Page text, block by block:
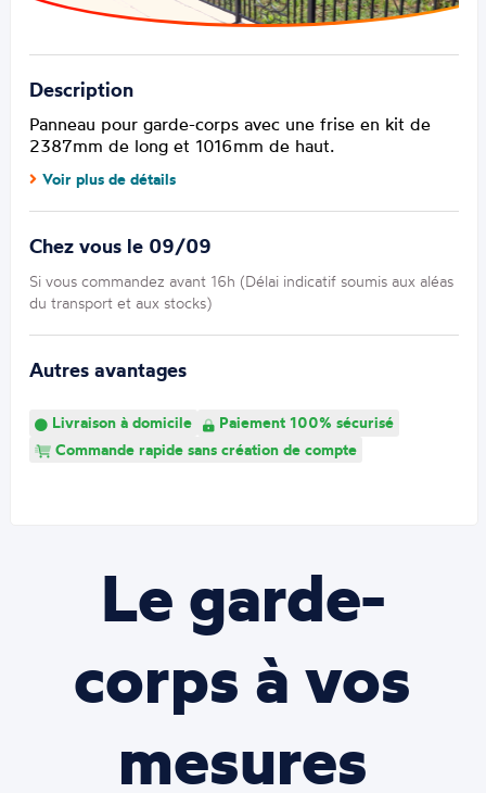
Description
Panneau pour garde-corps avec une frise en kit de
2387mm de long et 1016mm de haut.
Voir plus de détails
Chez vous le 09/09
Si vous commandez avant 16h (Délai indicatif soumis aux aléas
du transport et aux stocks)
Autres avantages
Livraison à domicile
Paiement 100% sécurisé
Commande rapide sans création de compte
Le garde-
corps à vos
mesures